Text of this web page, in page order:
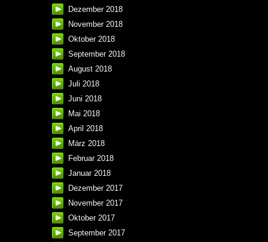
Dezember 2018
November 2018
Oktober 2018
September 2018
August 2018
Juli 2018
Juni 2018
Mai 2018
April 2018
März 2018
Februar 2018
Januar 2018
Dezember 2017
November 2017
Oktober 2017
September 2017